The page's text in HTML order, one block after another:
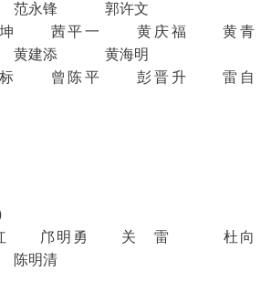
永锋 郭许文
坤 茜平一 黄庆福 黄青
建添 黄海明
曾陈平 彭晋升 雷自
红 邝明勇 关 雷 杜向
明清